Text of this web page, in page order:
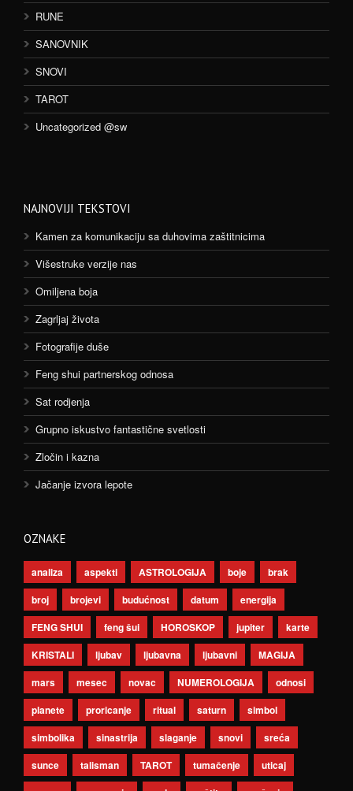
RUNE
SANOVNIK
SNOVI
TAROT
Uncategorized @sw
NAJNOVIJI TEKSTOVI
Kamen za komunikaciju sa duhovima zaštitnicima
Višestruke verzije nas
Omiljena boja
Zagrljaj života
Fotografije duše
Feng shui partnerskog odnosa
Sat rodjenja
Grupno iskustvo fantastične svetlosti
Zločin i kazna
Jačanje izvora lepote
OZNAKE
analiza aspekti ASTROLOGIJA boje
brak
broj
brojevi budućnost datum
energija
FENG SHUI
feng šui HOROSKOP jupiter
karte
KRISTALI
ljubav ljubavna ljubavni
MAGIJA
mars
mesec novac NUMEROLOGIJA
odnosi
planete
proricanje ritual saturn
simbol
simbolika
sinastrija slaganje snovi
sreća
sunce
talisman TAROT tumačenje
uticaj